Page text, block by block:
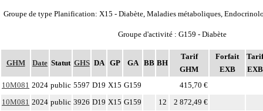
GHM Date Statut GHS DA GP GA BB BH
Tarif
GHM
Forfait
EXB
Tarif
EXB
10M081 2024 public 5597 D19 X15 G159
415,70 €
10M081 2024 public 3926 D19 X15 G159 12
2 872,49 €
Groupe de type Planification: X15 - Diabète, Maladies métaboliques,
Groupe d'activité : G159 - Diabète